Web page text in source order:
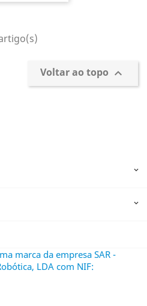
Voltar ao topo 


marca da empresa SAR -
LDA com NIF: